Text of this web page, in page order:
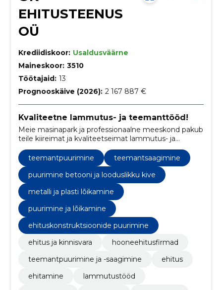
EHITUSTEENUS
OÜ
Krediidiskoor: Usaldusväärne
Maineskoor: 3510
Töötajaid: 13
Prognooskäive (2026): 2 167 887 €
Kvaliteetne lammutus- ja teemanttööd!
Meie masinapark ja professionaalne meeskond pakub
teile kiireimat ja kvaliteetseimat lammutus- ja
hinnapakkumine!
teemantpuurimine
teemantsaagimine
puurimine betooni ja looduslikku kive
metalli ja plasti lõikamine
puurimine ja lõikamine
ehituskonstruktsioonide puurimine
ehitus ja kinnisvara
hooneehitusfirmad
teemantpuurimine ja -saagimine
ehitus
ehitamine
lammutustööd